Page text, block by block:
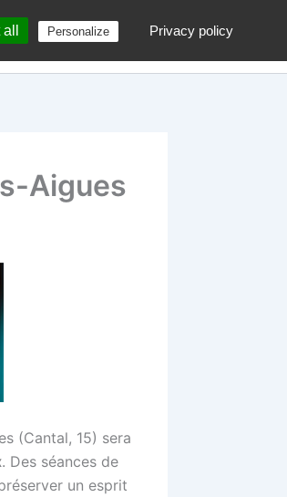
blog Contactez moi ! Archives
Aigues
(Cantal, 15) sera
. Des séances de
un esprit
Personalize Privacy policy